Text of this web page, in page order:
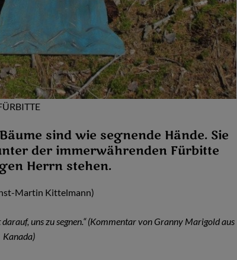
sind wie segnende Hände. Sie
der immerwährenden Fürbitte
Herrn stehen.
Martin Kittelmann)
uns zu segnen.“ (Kommentar von Granny Marigold aus
Kanada)